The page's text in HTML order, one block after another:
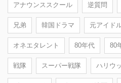
アナウンススクール 逆質問
兄弟 韓国ドラマ 元アイド
オネエタレント 80年代 80
戦隊 スーパー戦隊 ハリウ